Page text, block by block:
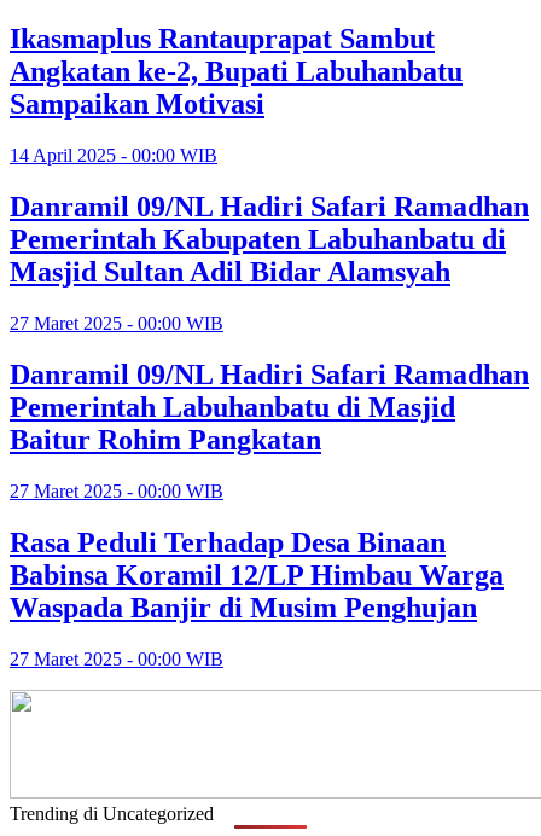
Ikasmaplus Rantauprapat Sambut
Angkatan ke-2, Bupati Labuhanbatu
Sampaikan Motivasi
14 April 2025 - 00:00 WIB
Danramil 09/NL Hadiri Safari Ramadhan
Pemerintah Kabupaten Labuhanbatu di
Masjid Sultan Adil Bidar Alamsyah
27 Maret 2025 - 00:00 WIB
Danramil 09/NL Hadiri Safari Ramadhan
Pemerintah Labuhanbatu di Masjid
Baitur Rohim Pangkatan
27 Maret 2025 - 00:00 WIB
Rasa Peduli Terhadap Desa Binaan
Babinsa Koramil 12/LP Himbau Warga
Waspada Banjir di Musim Penghujan
27 Maret 2025 - 00:00 WIB
Trending di Uncategorized